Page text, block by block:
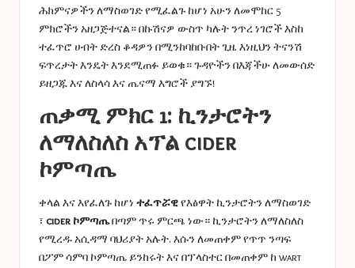
ሕክምናዎችን ለማስወገድ የሚፈልጉ ከሆነ አሁን ለመሞከር 5
ምክሮችን አዘጋጅተናል። በኩሽናዎ ውስጥ ካሉት ንጥረ ነገሮች እስከ
ተፈጥሮ ሀብት ድረስ ቆዳዎን በሚንከባከቡበት ጊዜ እነዚህን ትናንሽ
ፍጥረታት እንዴት እንደሚጠፉ ይወቁ። ጉዳዮችን በእጃችሁ ለመውሰድ
ይዘጋጁ እና ለስላሳ እና ጤናማ እግሮች ያግኙ!
ጠቃሚ ምክር 1: ኪንታሮትን
ለማለስለስ አፕል cider
ኮምጣጤ
ቀላል እና እየፈለጉ ከሆነ ተፈጥሯዊየእፅዋት ኪንታሮትን ለማስወገድ
፣ cider ኮምጣጤበጣም ጥሩ ምርጫ ነው። ኪንታሮትን ለማለስለስ
የሚረዱ አሲዳማ ባህሪያት አሉት. እሱን ለመጠቀም የጥጥ ንጣፍ
በፖም ሳምባ ኮምጣጤ ይንከሩት እና በፕላስተር በመጠቀም ከ wart